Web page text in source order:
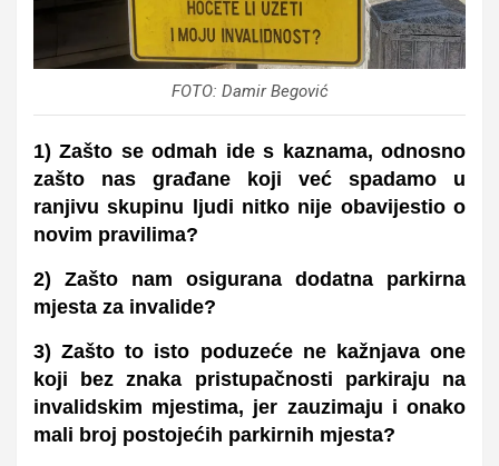
FOTO: Damir Begović
1) Zašto se odmah ide s kaznama, odnosno
zašto nas građane koji već spadamo u
ranjivu skupinu ljudi nitko nije obavijestio o
novim pravilima?
2) Zašto nam osigurana dodatna parkirna
mjesta za invalide?
3) Zašto to isto poduzeće ne kažnjava one
koji bez znaka pristupačnosti parkiraju na
invalidskim mjestima, jer zauzimaju i onako
mali broj postojećih parkirnih mjesta?